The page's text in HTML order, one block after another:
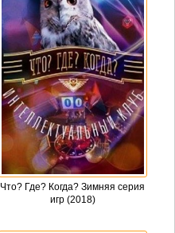
Что? Где? Когда? Зимняя серия
игр (2018)